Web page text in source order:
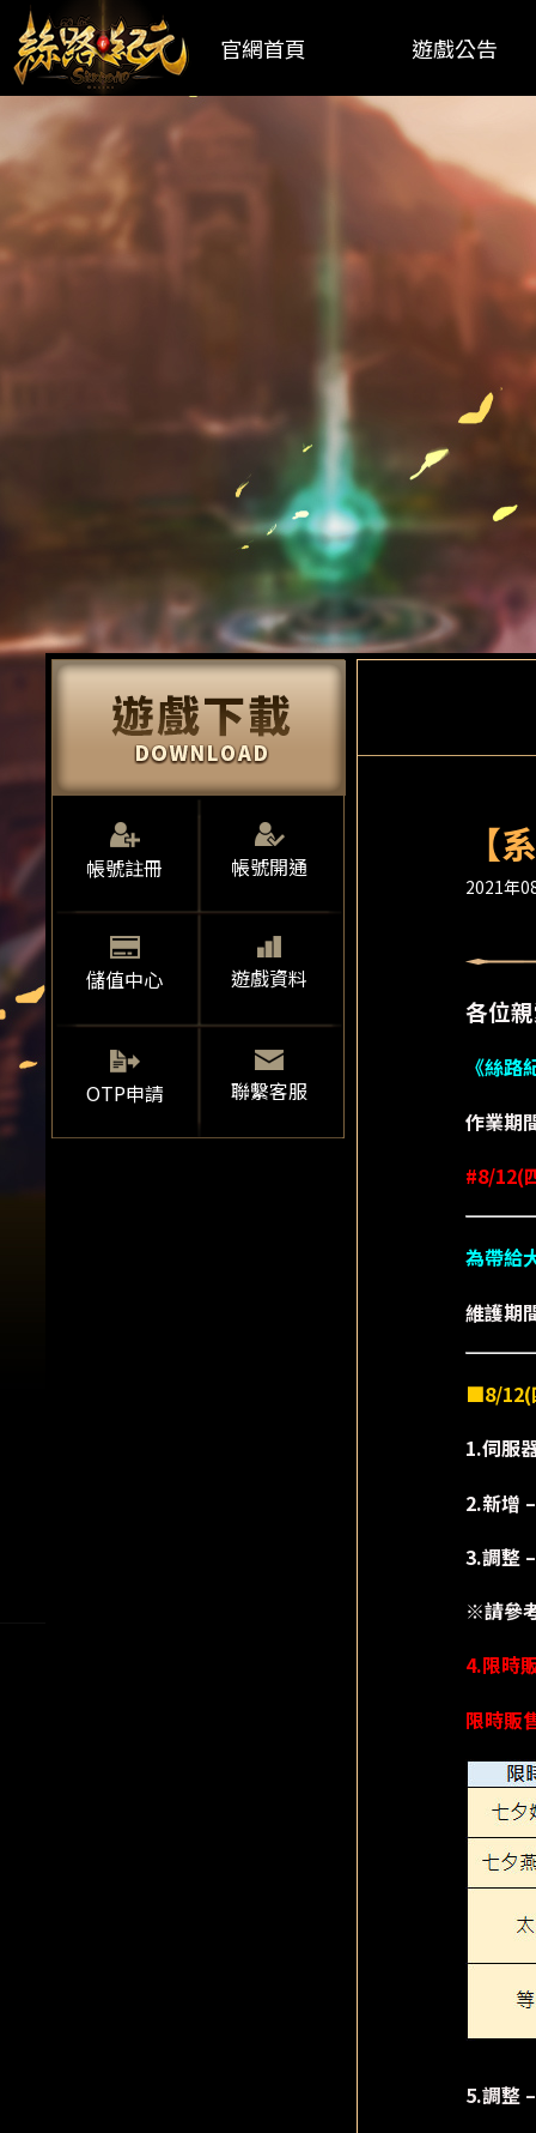
官網首頁 遊戲公告
帳號註冊 帳號開通
儲值中心 遊戲資料
OTP申請 聯繫客服
【
2021年
各位
《絲
作業期
#8/12(
為帶給
維護期
■8/12(
1.伺服
2.新增
3.調整
※請參
4.限時
限時販
5.調整